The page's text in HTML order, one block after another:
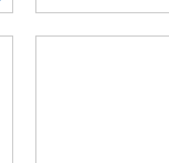
印象。 リップに使